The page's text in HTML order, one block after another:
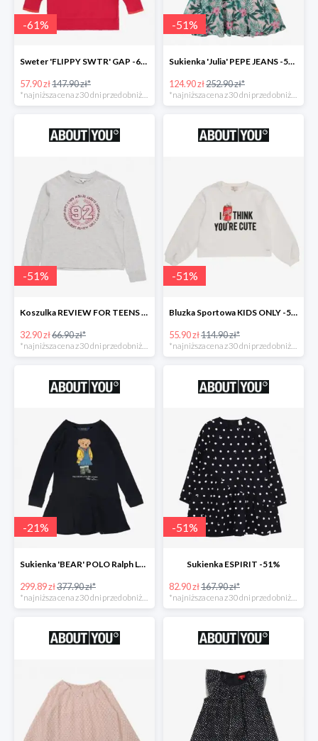
-61%
Sweter 'FLIPPY SWTR' GAP -61%
57.90 zł147.90 zł*
-51%
Sukienka 'Julia' PEPE JEANS -51%
124.90 zł252.90 zł*
-51%
Koszulka REVIEW FOR TEENS -51%
32.90 zł66.90 zł*
*najniższa cena z 30 dni przed obniżką
-51%
Bluzka Sportowa KIDS ONLY -51%
55.90 zł114.90 zł*
*najniższa cena z 30 dni przed obniżką
-21%
Sukienka 'BEAR' POLO Ralph Lauren -21%
299.89 zł377.90 zł*
-51%
Sukienka ESPIRIT -51%
82.90 zł167.90 zł*